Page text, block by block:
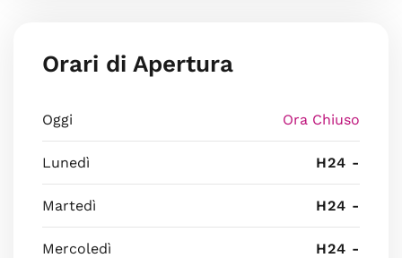
Orari di Apertura
Oggi Ora Chiuso
Lunedì H24 -
Martedì H24 -
Mercoledì H24 -